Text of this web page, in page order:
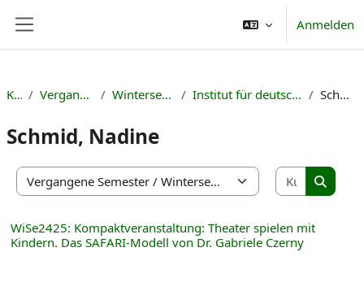
Anmelden
Kurse Vergangene Semester Wintersemester 2024/25 Institut für deutsche Sprache und Literatur Schmid, Nadine
Schmid, Nadine
Kursbereiche
Kurse
Kurse
WiSe2425: Kompaktveranstaltung: Theater spielen mit
Kindern. Das SAFARI-Modell von Dr. Gabriele Czerny